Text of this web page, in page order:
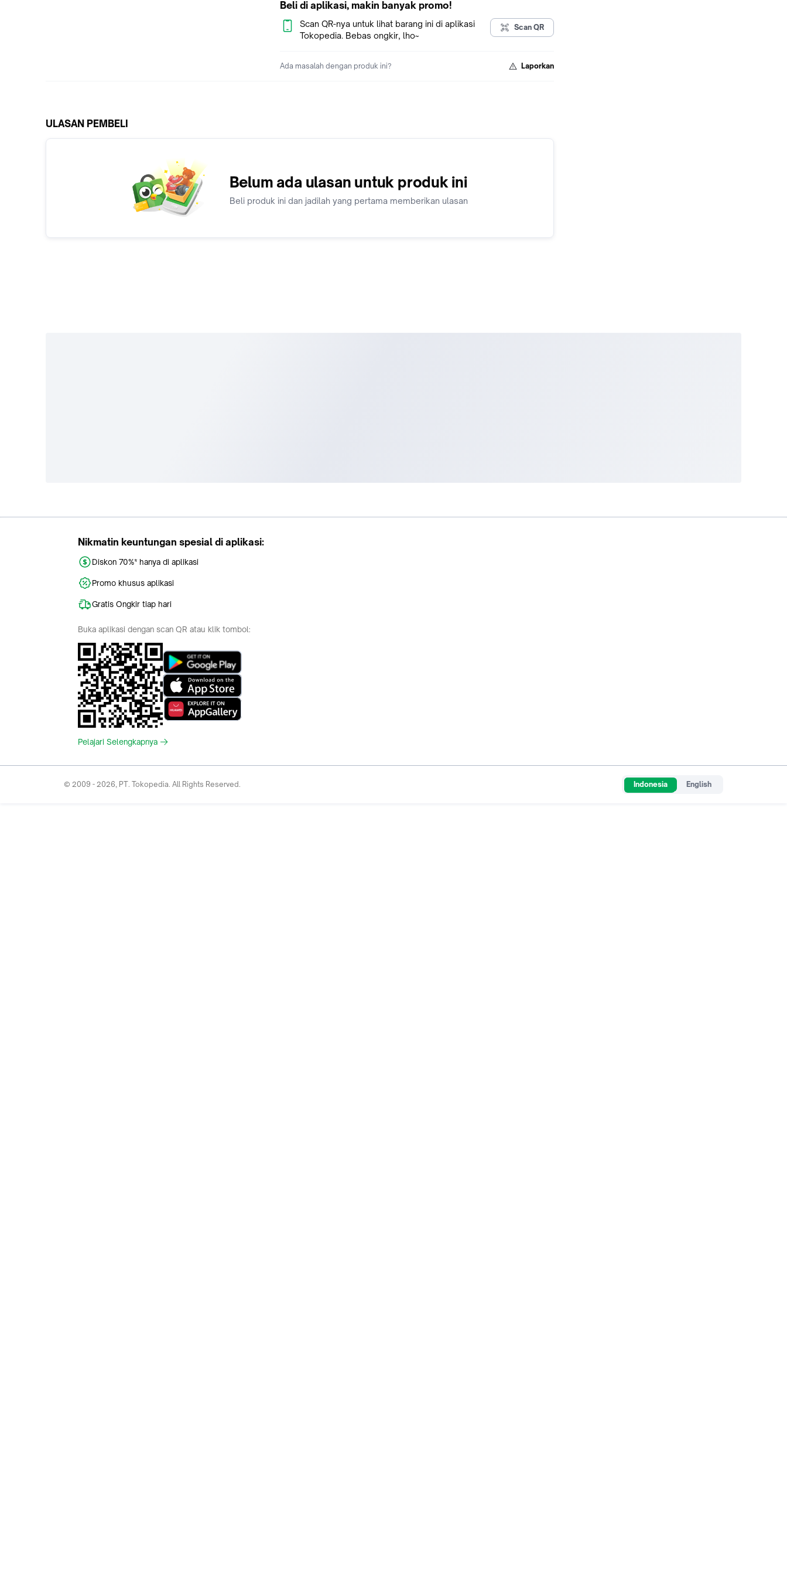
Beli di aplikasi, makin banyak promo!
Scan QR-nya untuk lihat barang ini di aplikasi
Tokopedia. Bebas ongkir, lho~
Scan QR
Ada masalah dengan produk ini? Laporkan
ULASAN PEMBELI
Belum ada ulasan untuk produk ini
Beli produk ini dan jadilah yang pertama memberikan ulasan
Nikmatin keuntungan spesial di aplikasi:
Diskon 70%* hanya di aplikasi
Promo khusus aplikasi
Gratis Ongkir tiap hari
Buka aplikasi dengan scan QR atau klik tombol:
Pelajari Selengkapnya
© 2009 - 2026, PT. Tokopedia. All Rights Reserved. Indonesia English